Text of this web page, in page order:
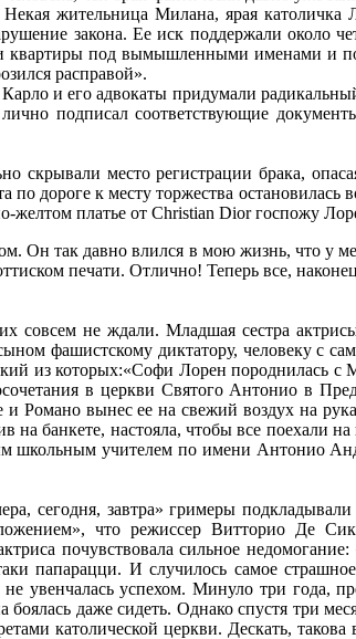
жительница Милана, ярая католичка
закона. Ее иск поддержали около
под вымышленными именами и
расправой».
и его адвокаты придумали
подписал соответствующие
место регистрации брака,
дороге к месту торжества остановилась
платье от Christian Dior госпожу
Он так давно влился в мою жизнь, что у
печати. Отлично! Теперь все,
не ждали. Младшая сестра
фашистскому диктатору, человеку с
из которых:«Софи Лорен породнилась с
в церкви Святого Антонио в
Романо вынес ее на свежий воздух на
банкете, настояла, чтобы все поехали
школьным учителем по имени Антонио
сегодня, завтра» гримеры
что режиссер Витторио Де
почувствовала сильное
папарацци. И случилось самое
увенчалась успехом. Минуло три года,
даже сидеть. Однако спустя три
католической церкви. Дескать,